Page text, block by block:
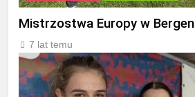
Mistrzostwa Europy w Bergen
7 lat temu